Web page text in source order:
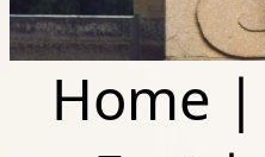
Home |